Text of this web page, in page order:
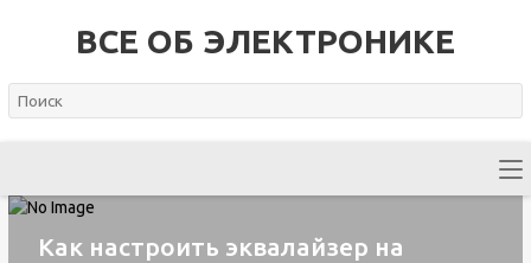
ВСЕ ОБ ЭЛЕКТРОНИКЕ
Как настроить эквалайзер на